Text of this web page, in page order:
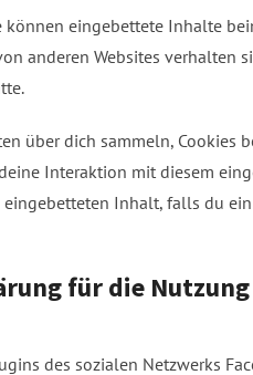
können eingebettete Inhalte
anderen Websites verhalten
über dich sammeln, Cookies
Interaktion mit diesem
Inhalt, falls du
für die
des sozialen Netzwerks